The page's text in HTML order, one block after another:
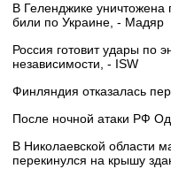
В Геленджике уничтожена
били по Украине, - Мадяр
Россия готовит удары по
независимости, - ISW
Финляндия отказалась
После ночной атаки РФ
В Николаевской области
перекинулся на крышу